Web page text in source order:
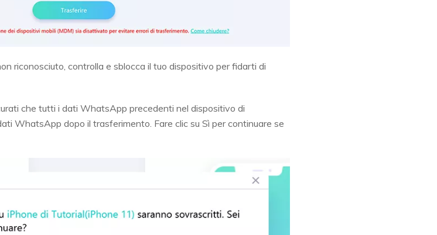
riconosciuto, controlla e sblocca il tuo dispositivo per fidarti di
che tutti i dati WhatsApp precedenti nel dispositivo di
WhatsApp dopo il trasferimento. Fare clic su Sì per continuare se